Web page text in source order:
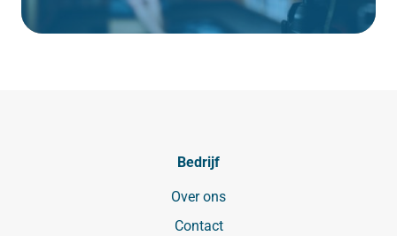
Bedrijf
Over ons
Contact